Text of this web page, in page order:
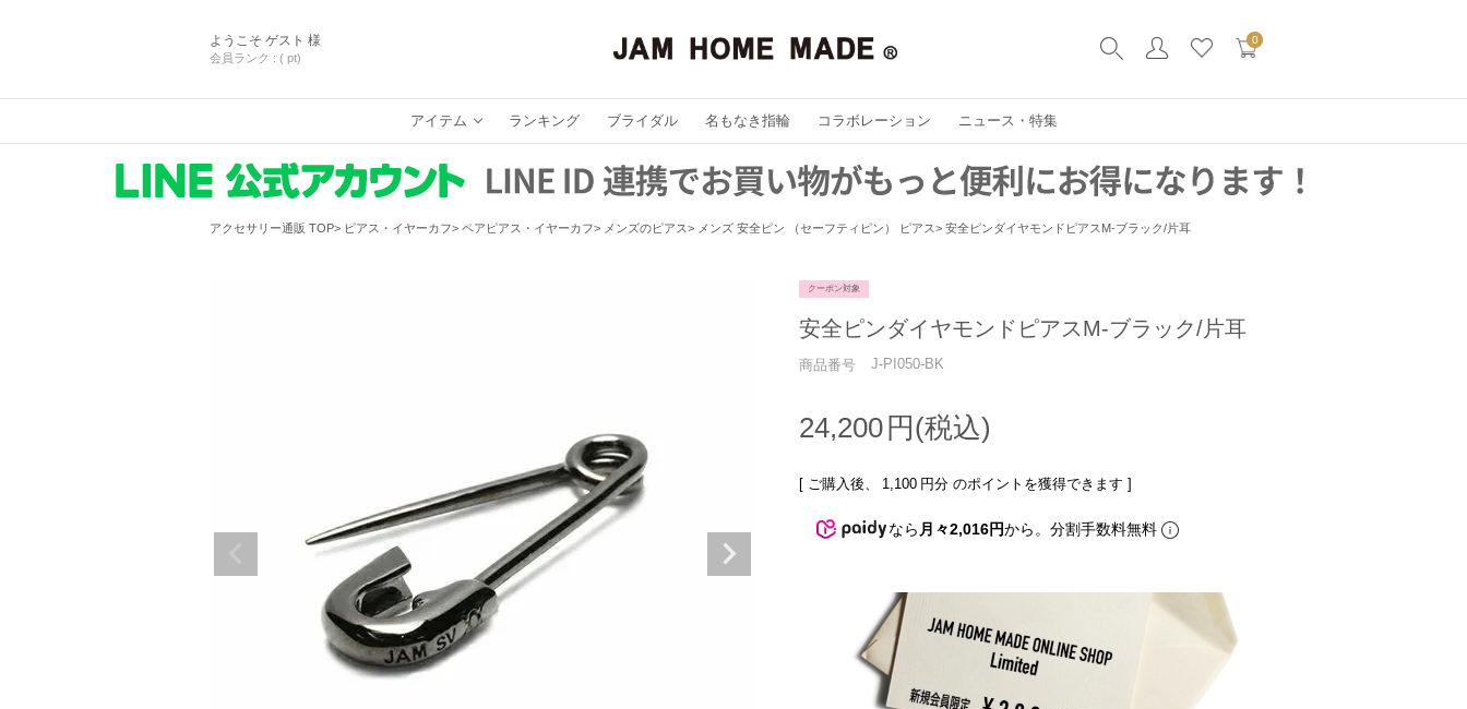
ようこそ ゲスト 様
会員ランク : ( pt)
0
アイテム ランキング ブライダル 名もなき指輪 コラボレーション ニュース・特集
アクセサリー通販 TOP ピアス・イヤーカフ ペアピアス・イヤーカフ メンズのピアス メンズ 安全ピン （セーフティピン） ピアス 安全ピンダイヤモンドピアスM-ブラック/片耳
クーポン対象
安全ピンダイヤモンドピアスM-ブラック/片耳
商品番号 J-PI050-BK
24,200
[ ご購入後、 1,100 円分 のポイントを獲得できます ]
なら 月々2,016円から。分割手数料無料